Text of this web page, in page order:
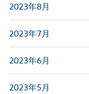
2023年8月
2023年7月
2023年6月
2023年5月